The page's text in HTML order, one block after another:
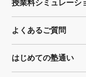
授業料シミュレーシ
よくあるご質問
はじめての塾通い